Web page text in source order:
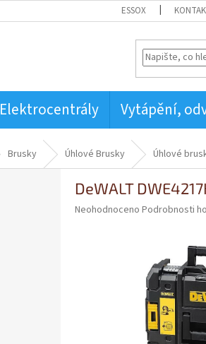
ESSOX
Elektrocentrály Vytápění,
Brusky Úhlové Brusky Úhlové
DeWALT
Průměrné
Neohodnoceno Podrobnosti